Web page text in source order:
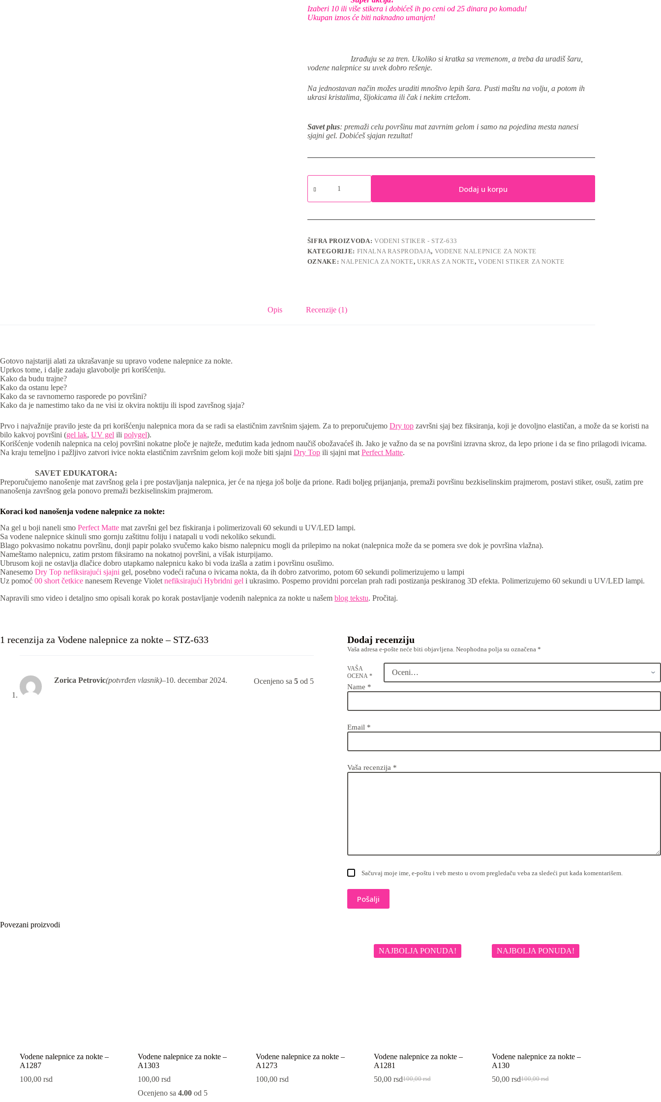
bila:
100,00 rsd.
50,00 rsd.
Izaberi 10 ili više stikera i dobićeš ih po ceni od 25 dinara po komadu!
Ukupan iznos će biti naknadno umanjen!
Izrađuju se za tren. Ukoliko si kratka sa vremenom, a treba da uradiš šaru,
vodene nalepnice su uvek dobro rešenje.
Na jednostavan način možes uraditi mnoštvo lepih šara. Pusti maštu na volju, a potom ih
ukrasi kristalima, šljokicama ili čak i nekim crtežom.
Savet plus: premaži celu površinu mat zavrnim gelom i samo na pojedina mesta nanesi
sjajni gel. Dobićeš sjajan rezultat!
Vodene
nalepnice
nokte
STZ-
količina
Dodaj u korpu
ŠIFRA PROIZVODA: VODENI STIKER - STZ-633
KATEGORIJE: FINALNA RASPRODAJA, VODENE NALEPNICE ZA NOKTE
OZNAKE: NALPENICA ZA NOKTE,UKRAS ZA NOKTE,VODENI STIKER ZA NOKTE
Opis Recenzije (1)
Gotovo najstariji alati za ukrašavanje su upravo vodene nalepnice za nokte.
Uprkos tome, i dalje zadaju glavobolje pri korišćenju.
Kako da budu trajne?
Kako da ostanu lepe?
Kako da se ravnomerno rasporede po površini?
Kako da je namestimo tako da ne visi iz okvira noktiju ili ispod završnog sjaja?
Prvo i najvažnije pravilo jeste da pri korišćenju nalepnica mora da se radi sa elastičnim završnim sjajem. Za to preporučujemo Dry top završni sjaj bez fiksiranja, koji je dovoljno elastičan, a može da se koristi na
bilo kakvoj površini (gel lak, UV gel ili polygel).
Korišćenje vodenih nalepnica na celoj površini nokatne ploče je najteže, međutim kada jednom naučiš obožavaćeš ih. Jako je važno da se na površini izravna skroz, da lepo prione i da se fino prilagodi ivicama.
Na kraju temeljno i pažljivo zatvori ivice nokta elastičnim završnim gelom koji može biti sjajni Dry Top ili sjajni mat Perfect Matte.
SAVET EDUKATORA:
Preporučujemo nanošenje mat završnog gela i pre postavljanja nalepnica, jer će na njega još bolje da prione. Radi boljeg prijanjanja, premaži površinu bezkiselinskim prajmerom, postavi stiker, osuši, zatim pre
nanošenja završnog gela ponovo premaži bezkiselinskim prajmerom.
Koraci kod nanošenja vodene nalepnice za nokte:
Na gel u boji naneli smo Perfect Matte mat završni gel bez fiskiranja i polimerizovali 60 sekundi u UV/LED lampi.
Sa vodene nalepnice skinuli smo gornju zaštitnu foliju i natapali u vodi nekoliko sekundi.
Blago pokvasimo nokatnu površinu, donji papir polako svučemo kako bismo nalepnicu mogli da prilepimo na nokat (nalepnica može da se pomera sve dok je površina vlažna).
Nameštamo nalepnicu, zatim prstom fiksiramo na nokatnoj površini, a višak isturpijamo.
Ubrusom koji ne ostavlja dlačice dobro utapkamo nalepnicu kako bi voda izašla a zatim i površinu osušimo.
Nanesemo Dry Top nefiksirajući sjajni gel, posebno vodeći računa o ivicama nokta, da ih dobro zatvorimo, potom 60 sekundi polimerizujemo u lampi
Uz pomoć 00 short četkice nanesem Revenge Violet nefiksirajući Hybridni gel i ukrasimo. Pospemo providni porcelan prah radi postizanja peskiranog 3D efekta. Polimerizujemo 60 sekundi u UV/LED lampi.
Napravili smo video i detaljno smo opisali korak po korak postavljanje vodenih nalepnica za nokte u našem blog tekstu. Pročitaj.
1 recenzija za Vodene nalepnice za nokte – STZ-633
Ocenjeno sa5 od 5
Zorica Petrovic(potvrđen vlasnik)–10. decembar 2024.
Dodaj recenziju
Vaša adresa e-pošte neće biti objavljena. Neophodna polja su označena *
VAŠA
OCENA *
Name *
Email*
Vaša recenzija *
Sačuvaj moje ime, e-poštu i veb mesto u ovom pregledaču veba za sledeći put kada komentarišem.
Pošalji
Povezani proizvodi
Vodene nalepnice za nokte –
A1287
100,00 rsd
Vodene nalepnice za nokte –
A1303
100,00 rsd
Ocenjeno sa 4.00od 5
Vodene nalepnice za nokte –
A1273
100,00 rsd
NAJBOLJA PONUDA!
Vodene nalepnice za nokte –
A1281
100,00rsd
Originalna
50,00 rsdTrenutna
NAJBOLJA PONUDA!
Vodene nalepnice za nokte –
A130
100,00rsd
Originalna
50,00 rsdTrenutna